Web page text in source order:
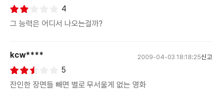
4
그 능력은 어디서 나오는걸까?
kcw**** 2009-04-03 18:18:25신고
5
잔인한 장면들 빼면 별로 무서울게 없는 영화